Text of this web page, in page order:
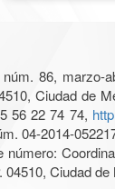
86, marzo-
Ciudad de
56 22 74 74,
04-2014-
número:
Ciudad